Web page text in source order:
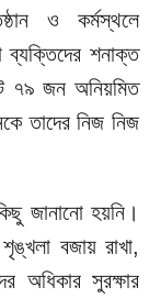
ও কর্মস্থলে
শনাক্ত
৭৯ জন অনিয়মিত
তাদের নিজ নিজ
জানানো হয়নি।
বজায় রাখা,
অধিকার সুরক্ষার